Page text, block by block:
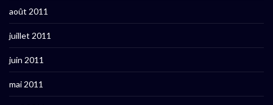
août 2011
juillet 2011
juin 2011
mai 2011